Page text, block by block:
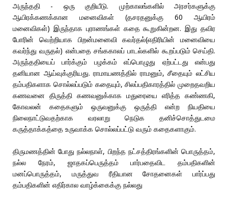
அருந்ததி - ஒரு குறியீடு. முற்காலங்களில் அரசர்களுக்கு
ஆயிரக்கணக்கான மனைவிகள் (தசரதனுக்கு 60 ஆயிரம்
மனைவிகள்) இருந்தாக புராணங்கள் கதை கூறுகின்றன‌. இது தவிர
போரின் வெற்றியாக பிறன்மனைவி கவர்தல்(எதிரியின் மனைவியை
கவர்ந்து வருதல்) என்பதை சங்ககாலப் பாடல்களில் கூறப்படும் செய்தி.
அருந்ததியைப் பார்க்கும் பழக்கம் எப்பொழுது ஏற்பட்டது என்பது
தனியான ஆய்வுக்குரியது. ராமாயணத்தில் ராமனும், சீதையும் லட்சிய
தம்பதிகளாக சொல்லப்படும் கதையும், சிலப்பதிகாரத்தில் முறைதவறிய
கணவனை திருத்தி கணவனுக்காக மதுரையை எரித்த கண்ணகி,
கோவலன் கதைகளும் ஒருவனுக்கு ஒருத்தி என்ற நியதியை
நிலைநாட்டுவதற்காக வரலாறு நெடுக தனிச்சொத்துடமை
கருத்தாக்கத்தை உருவாக்க சொல்லப்பட்டு வரும் கதைகளாகும்.
திருமணத்தின் போது நல்லநாள், பிறந்த நட்சத்திரங்களின் பொருத்தம்,
நல்ல நேரம், ஜாதகப்பெருத்தம் பார்பதைவிட தம்பதிகளின்
மனப்பொருத்தம், மருத்துவ ரீதியான சோதனைகள் பார்ப்பது
தம்பதிகளின் எதிர்கால வாழ்க்கைக்கு நல்லது